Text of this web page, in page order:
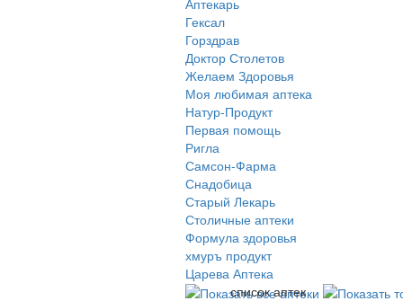
Аптекарь
Гексал
Горздрав
Доктор Столетов
Желаем Здоровья
Моя любимая аптека
Натур-Продукт
Первая помощь
Ригла
Самсон-Фарма
Снадобица
Старый Лекарь
Столичные аптеки
Формула здоровья
хмуръ продукт
Царева Аптека
список аптек